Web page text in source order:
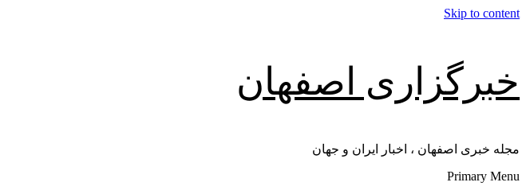
Skip to content
خبرگزاری اصفهان
مجله خبری اصفهان ، اخبار ایران و جهان
Primary Menu